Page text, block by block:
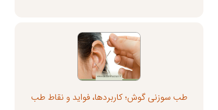
طب سوزنی گوش؛ کاربردها، فواید و نقاط طب